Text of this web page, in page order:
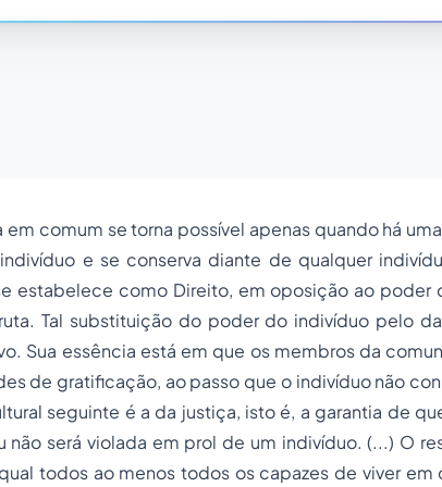
em comum se torna possível apenas quando há
e se conserva diante de qualquer
estabelece como Direito, em oposição ao poder
Tal substituição do poder do indivíduo pelo
Sua essência está em que os membros da
de gratificação, ao passo que o indivíduo não
seguinte é a da justiça, isto é, a garantia de
não será violada em prol de um indivíduo. (...) O
todos ao menos todos os capazes de viver